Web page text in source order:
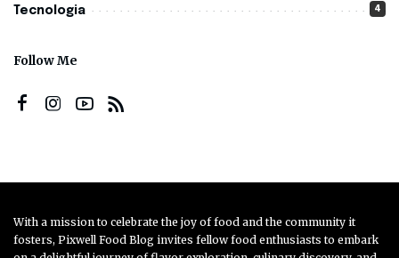
Tecnologia 4
Follow Me
With a mission to celebrate the joy of food and the community it
fosters, Pixwell Food Blog invites fellow food enthusiasts to embark